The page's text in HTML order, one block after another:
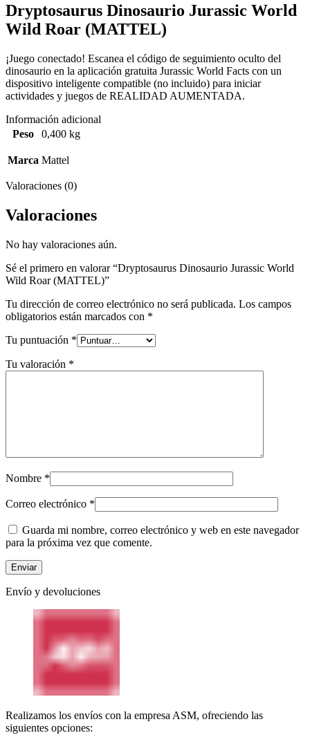
Dryptosaurus Dinosaurio Jurassic World
Wild Roar (MATTEL)
¡Juego conectado! Escanea el código de seguimiento oculto del
dinosaurio en la aplicación gratuita Jurassic World Facts con un
dispositivo inteligente compatible (no incluido) para iniciar
actividades y juegos de REALIDAD AUMENTADA.
Información adicional
Peso
0,400 kg
Marca Mattel
Valoraciones (0)
Valoraciones
No hay valoraciones aún.
Sé el primero en valorar “Dryptosaurus Dinosaurio Jurassic World
Wild Roar (MATTEL)”
Tu dirección de correo electrónico no será publicada. Los campos
obligatorios están marcados con *
Tu puntuación *
Tu valoración *
Nombre *
Correo electrónico *
Guarda mi nombre, correo electrónico y web en este navegador
para la próxima vez que comente.
Envío y devoluciones
Realizamos los envíos con la empresa ASM, ofreciendo las
siguientes opciones: